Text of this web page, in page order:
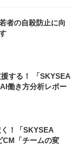
者の自殺防止に向
する！ 「SKYSEA
働き方分析レポー
！「SKYSEA
「チームの変